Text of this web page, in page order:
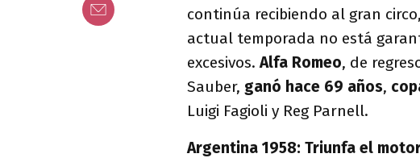
continúa recibiendo al gran
actual temporada no está
excesivos.Alfa Romeo, de
Sauber, ganó hace 69 años,
Luigi Fagioli y Reg Parnell.
Argentina 1958: Triunfa el